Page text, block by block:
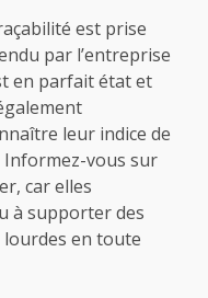
est prise
par l’entreprise
en parfait état et
leur indice de
Informez-vous sur
car elles
à supporter des
lourdes en toute